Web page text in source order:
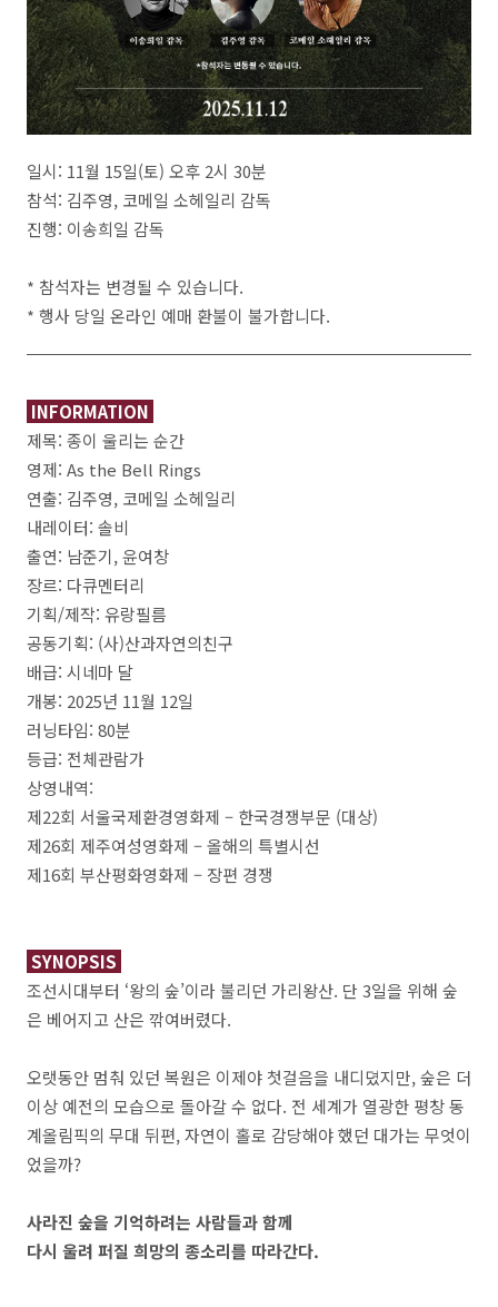
일시: 11월 15일(토) 오후 2시 30분
참석: 김주영, 코메일 소헤일리 감독
진행: 이송희일 감독
* 참석자는 변경될 수 있습니다.
* 행사 당일 온라인 예매 환불이 불가합니다.
INFORMATION
제목: 종이 울리는 순간
영제: As the Bell Rings
연출: 김주영, 코메일 소헤일리
내레이터: 솔비
출연: 남준기, 윤여창
장르: 다큐멘터리
기획/제작: 유랑필름
공동기획: (사)산과자연의친구
배급: 시네마 달
개봉: 2025년 11월 12일
러닝타임: 80분
등급: 전체관람가
상영내역:
제22회 서울국제환경영화제 – 한국경쟁부문 (대상)
제26회 제주여성영화제 – 올해의 특별시선
제16회 부산평화영화제 – 장편 경쟁
SYNOPSIS
조선시대부터 ‘왕의 숲’이라 불리던 가리왕산. 단 3일을 위해 숲
은 베어지고 산은 깎여버렸다.
오랫동안 멈춰 있던 복원은 이제야 첫걸음을 내디뎠지만, 숲은 더
이상 예전의 모습으로 돌아갈 수 없다. 전 세계가 열광한 평창 동
계올림픽의 무대 뒤편, 자연이 홀로 감당해야 했던 대가는 무엇이
었을까?
사라진 숲을 기억하려는 사람들과 함께
다시 울려 퍼질 희망의 종소리를 따라간다.